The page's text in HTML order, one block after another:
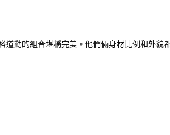
道勳的組合堪稱完美。他們倆身材比例和外貌